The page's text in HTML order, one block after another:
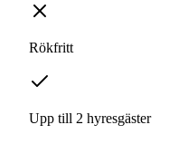
Rökfritt
Upp till 2 hyresgäster